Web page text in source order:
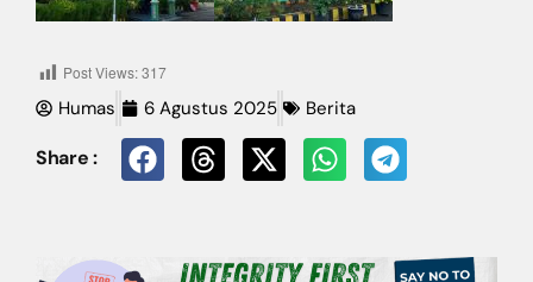
Post Views:317
Humas 6 Agustus 2025 Berita
Share :